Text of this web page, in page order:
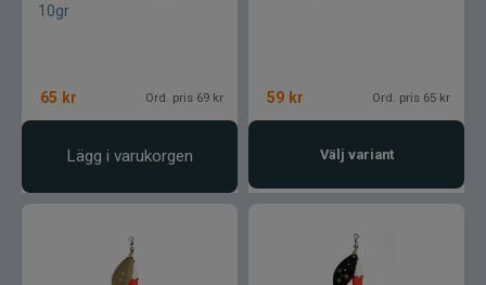
10gr
65 kr Ord. pris 69 kr
Lägg i varukorgen
59 kr Ord. pris 65 kr
Välj variant